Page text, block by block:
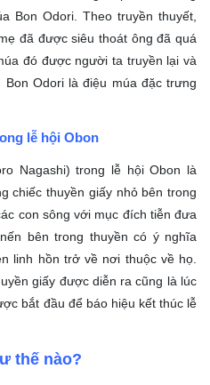
Bon Odori. Theo truyền thuyết,
đã được siêu thoát ông đã quá
đó được người ta truyền lại và
Odori là điệu múa đặc trưng
lễ hội Obon
Nagashi) trong lễ hội Obon là
chiếc thuyền giấy nhỏ bên trong
con sông với mục đích tiễn đưa
bên trong thuyền có ý nghĩa
linh hồn trở về nơi thuộc về họ.
giấy được diễn ra cũng là lúc
bắt đầu để báo hiệu kết thúc lễ
thế nào?